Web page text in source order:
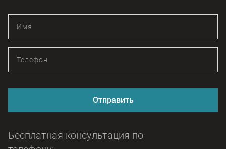
Отправить
Бесплатная консультация по